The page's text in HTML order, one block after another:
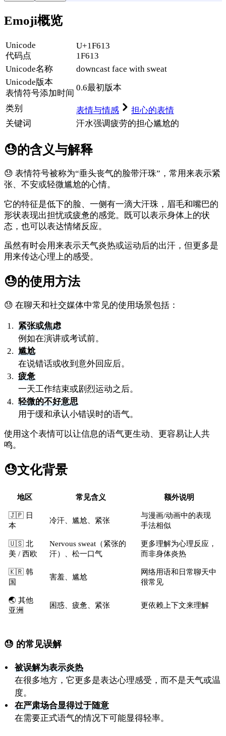
Emoji概览
Unicode
代码点
U+1F613
1F613
Unicode名称
downcast face with sweat
Unicode版本
表情符号添加时间
0.6最初版本
类别 表情与情感
担心的表情
关键词
汗水强调疲劳的担心尴尬的
😓的含义与解释
😓 表情符号被称为“垂头丧气的脸带汗珠”，常用来表示紧
张、不安或轻微尴尬的心情。
它的特征是低下的脸、一侧有一滴大汗珠，眉毛和嘴巴的
形状表现出担忧或疲惫的感觉。既可以表示身体上的状
态，也可以表达情绪反应。
虽然有时会用来表示天气炎热或运动后的出汗，但更多是
用来传达心理上的感受。
😓的使用方法
😓 在聊天和社交媒体中常见的使用场景包括：
紧张或焦虑
例如在演讲或考试前。
尴尬
在说错话或收到意外回应后。
疲惫
一天工作结束或剧烈运动之后。
轻微的不好意思
用于缓和承认小错误时的语气。
使用这个表情可以让信息的语气更生动、更容易让人共
鸣。
😓文化背景
地区 常见含义 额外说明
🇯🇵 日
本
冷汗、尴尬、紧张
与漫画/动画中的表现
手法相似
🇺🇸 北
美 / 西欧
Nervous sweat（紧张的
汗）、松一口气
更多理解为心理反应，
而非身体炎热
🇰🇷 韩
国
害羞、尴尬
网络用语和日常聊天中
很常见
🌏 其他
亚洲
困惑、疲惫、紧张 更依赖上下文来理解
😓 的常见误解
被误解为表示炎热
在很多地方，它更多是表达心理感受，而不是天气或温
度。
在严肃场合显得过于随意
在需要正式语气的情况下可能显得轻率。